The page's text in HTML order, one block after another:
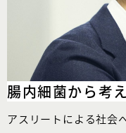
腸内細菌から考
アスリートによる社会